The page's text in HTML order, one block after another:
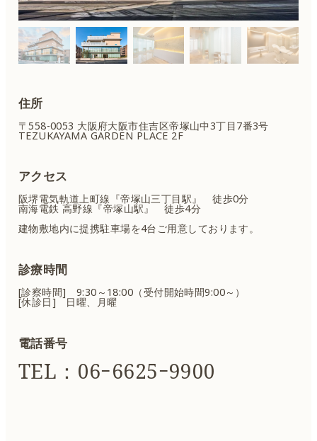
住所
〒558-0053 大阪府大阪市住吉区帝塚山中3丁目7番3号
TEZUKAYAMA GARDEN PLACE 2F
アクセス
阪堺電気軌道上町線『帝塚山三丁目駅』 徒歩0分
南海電鉄 高野線『帝塚山駅』 徒歩4分
建物敷地内に提携駐車場を4台ご用意しております。
診療時間
[診察時間] 9:30～18:00（受付開始時間9:00～）
[休診日] 日曜、月曜
電話番号
TEL：06ｰ6625ｰ9900